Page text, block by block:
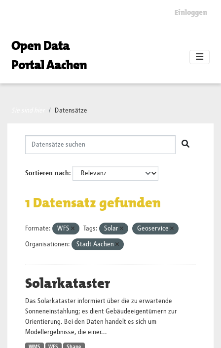
Einloggen
Open Data
Portal Aachen
Datensätze
Sortieren nach
1 Datensatz gefunden
Formate: WFS Tags: Solar Geoservice
Organisationen: Stadt Aachen
Solarkataster
Das Solarkataster informiert über die zu erwartende
Sonneneinstahlung; es dient Gebäudeeigentümern zur
Orientierung. Bei den Daten handelt es sich um
Modellergebnisse, die einer...
WMS WFS Shape